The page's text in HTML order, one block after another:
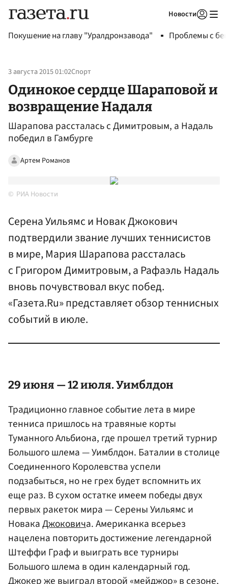
Новости
Покушение на главу "Уралдронзавода" Проблемы с
3 августа 2015 01:02Спорт
Одинокое сердце Шараповой и
возвращение Надаля
Шарапова рассталась с Димитровым, а Надаль
победил в Гамбурге
Артем Романов
РИА Новости
Серена Уильямс и Новак Джокович
подтвердили звание лучших теннисистов
в мире, Мария Шарапова рассталась
с Григором Димитровым, а Рафаэль Надаль
вновь почувствовал вкус побед.
«Газета.Ru» представляет обзор теннисных
событий в июле.
29 июня — 12 июля. Уимблдон
Традиционно главное событие лета в мире
тенниса пришлось на травяные корты
Туманного Альбиона, где прошел третий турнир
Большого шлема — Уимблдон. Баталии в столице
Соединенного Королевства успели
подзабыться, но не грех будет вспомнить их
еще раз. В сухом остатке имеем победы двух
первых ракеток мира — Серены Уильямс и
НовакаДжоковича. Американка всерьез
нацелена повторить достижение легендарной
Штеффи Граф и выиграть все турниры
Большого шлема в один календарный год.
Джокер же выиграл второй «мейджор» в сезоне,